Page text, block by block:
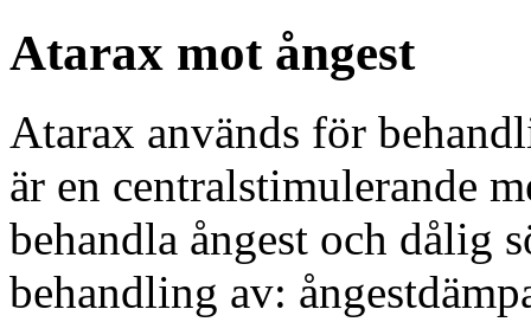
Atarax mot ångest
Atarax används för
är en centralstimulerande
behandla ångest och dålig
behandling av: